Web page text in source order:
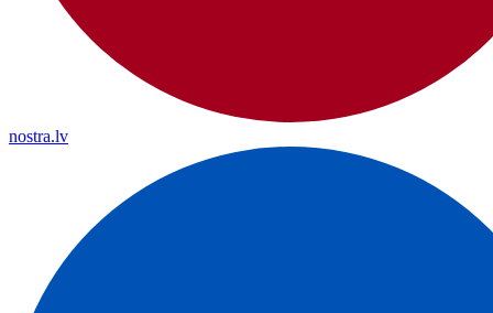
nostra.lv